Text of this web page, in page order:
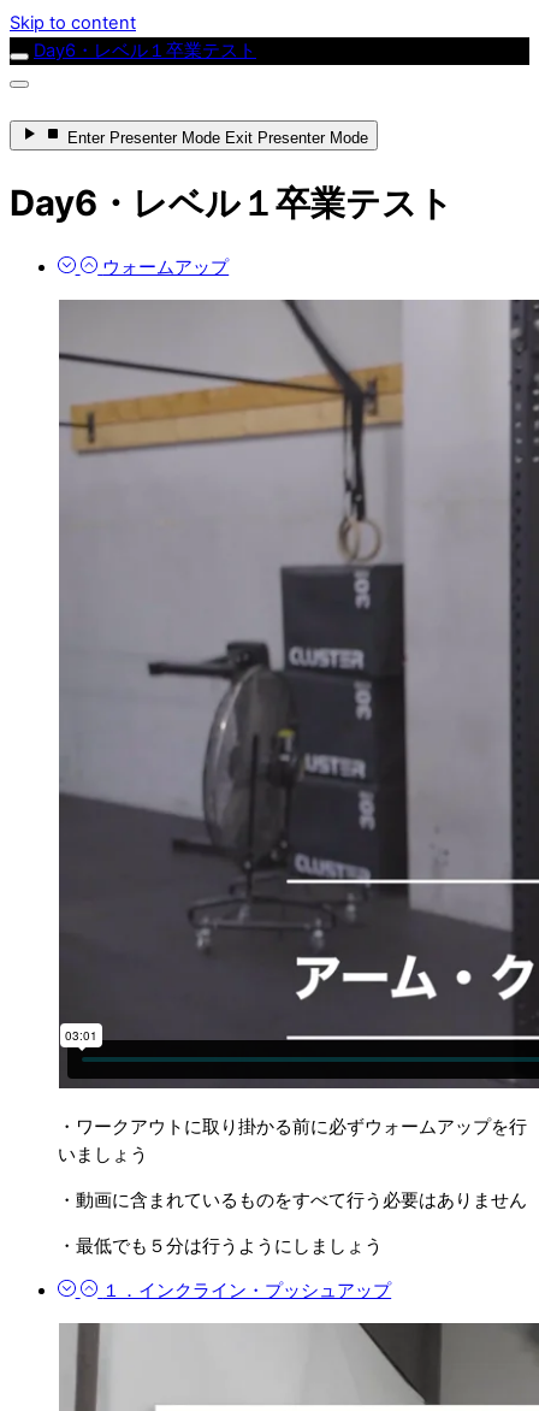
Skip to content
Day6・レベル１卒業テスト
Enter Presenter Mode Exit Presenter Mode
Day6・レベル１卒業テスト
ウォームアップ
・ワークアウトに取り掛かる前に必ずウォームアップを行
いましょう
・動画に含まれているものをすべて行う必要はありません
・最低でも５分は行うようにしましょう
１．インクライン・プッシュアップ